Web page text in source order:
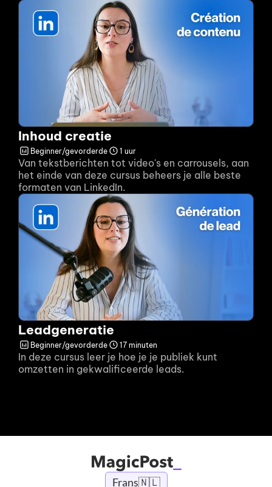
Inhoud creatie
Beginner/gevorderde 1 uur
Van tekstberichten tot video's en carrousels, aan
het einde van deze cursus beheers je alle beste
formaten van LinkedIn.
Leadgeneratie
Beginner/gevorderde 17 minuten
In deze cursus leer je hoe je je publiek kunt
omzetten in gekwalificeerde leads.
Frans🇳🇱